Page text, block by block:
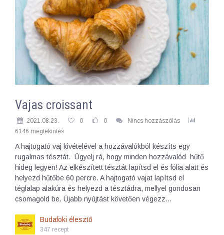
Vajas croissant
2021.08.23. 0 0
Nincs hozzászólás
6146 megtekintés
A hajtogató vaj kivételével a hozzávalókból készíts egy
rugalmas tésztát. Ügyelj rá, hogy minden hozzávalód hűtő
hideg legyen! Az elkészített tésztát lapítsd el és fólia alatt és
helyezd hűtőbe 60 percre. A hajtogató vajat lapítsd el
téglalap alakúra és helyezd a tésztádra, mellyel gondosan
csomagold be. Újabb nyújtást követően végezz…
Budafoki élesztő
347 recept